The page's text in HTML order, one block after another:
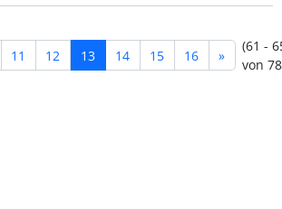
11 12 13 14 15 16 »
(61 -
von